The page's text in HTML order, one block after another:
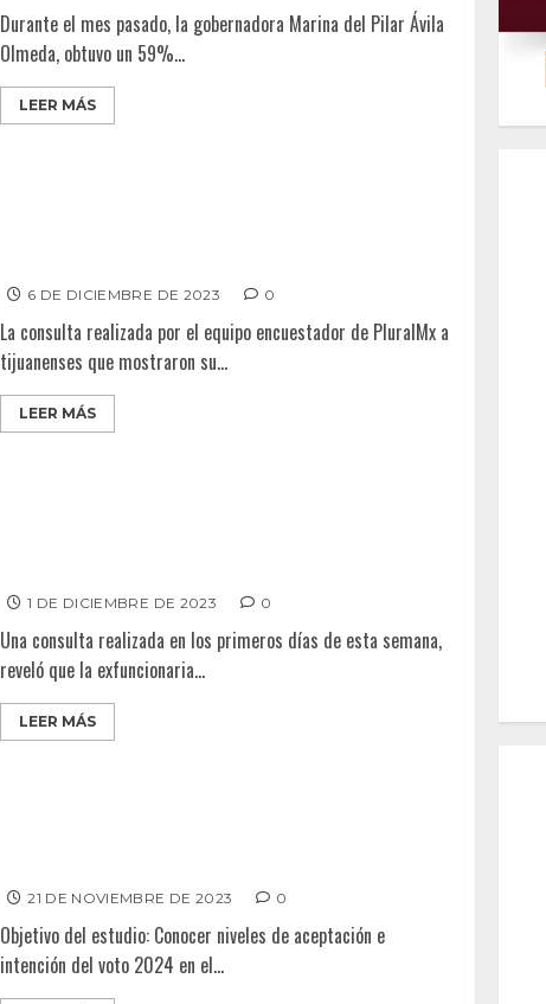
Durante el mes pasado, la gobernadora Marina del Pilar Ávila
Olmeda, obtuvo un 59%...
LEER MÁS
6 DE DICIEMBRE DE 2023 0
La consulta realizada por el equipo encuestador de PluralMx a
tijuanenses que mostraron su...
LEER MÁS
1 DE DICIEMBRE DE 2023 0
Una consulta realizada en los primeros días de esta semana,
reveló que la exfuncionaria...
LEER MÁS
21 DE NOVIEMBRE DE 2023 0
Objetivo del estudio: Conocer niveles de aceptación e
intención del voto 2024 en el...